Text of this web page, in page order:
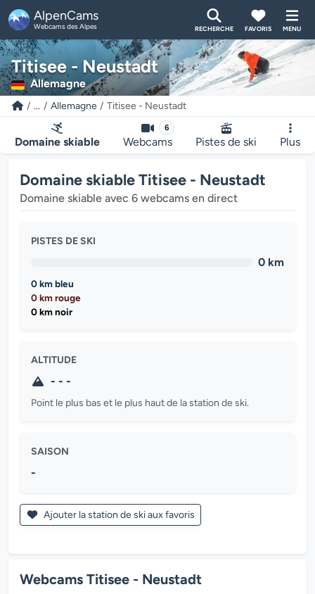
AlpenCams
Webcams des Alpes RECHERCHE FAVORIS MENU
Titisee - Neustadt
Allemagne
... Allemagne Titisee - Neustadt
Domaine skiable
6
Webcams Pistes de ski Plus
Domaine skiable Titisee - Neustadt
Domaine skiable avec 6 webcams en direct
PISTES DE SKI
0 km
0 km bleu
0 km rouge
0 km noir
ALTITUDE
- - -
Point le plus bas et le plus haut de la station de ski.
SAISON
-
Ajouter la station de ski aux favoris
Webcams Titisee - Neustadt